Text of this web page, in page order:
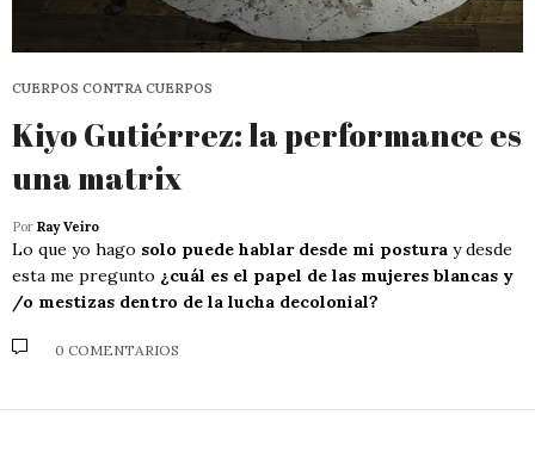
CUERPOS CONTRA CUERPOS
Kiyo Gutiérrez: la performance es
una matrix
Por Ray Veiro
Lo que yo hago solo puede hablar desde mi postura y desde
esta me pregunto ¿cuál es el papel de las mujeres blancas y
/o mestizas dentro de la lucha decolonial?
0 COMENTARIOS